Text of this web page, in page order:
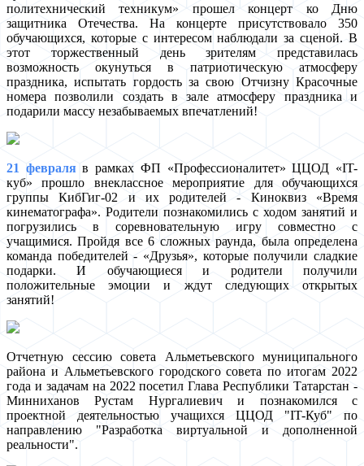
политехнический техникум» прошел концерт ко Дню
защитника Отечества. На концерте присутствовало 350
обучающихся, которые с интересом наблюдали за сценой. В
этот торжественный день зрителям представилась
возможность окунуться в патриотическую атмосферу
праздника, испытать гордость за свою Отчизну Красочные
номера позволили создать в зале атмосферу праздника и
подарили массу незабываемых впечатлений!
21 февраляв рамках ФП «Профессионалитет» ЦЦОД «IT-
куб» прошло внеклассное мероприятие для обучающихся
группы КибГиг-02 и их родителей - Киноквиз «Время
кинематографа». Родители познакомились с ходом занятий и
погрузились в соревновательную игру совместно с
учащимися. Пройдя все 6 сложных раунда, была определена
команда победителей - «Друзья», которые получили сладкие
подарки. И обучающиеся и родители получили
положительные эмоции и ждут следующих открытых
занятий!
Отчетную сессию совета Альметьевского муниципального
района и Альметьевского городского совета по итогам 2022
года и задачам на 2022 посетил Глава Республики Татарстан -
Минниханов Рустам Нургалиевич и познакомился с
проектной деятельностью учащихся ЦЦОД "IT-Куб" по
направлению "Разработка виртуальной и дополненной
реальности".